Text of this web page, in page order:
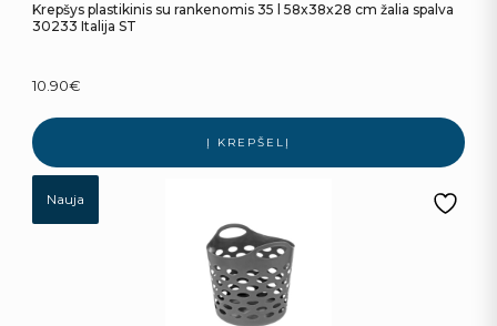
Krepšys plastikinis su rankenomis 35 l 58x38x28 cm žalia spalva
30233 Italija ST
10.90€
Į KREPŠELĮ
Nauja